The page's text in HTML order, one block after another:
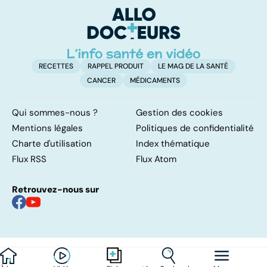
RECETTES RAPPEL PRODUIT
LE MAG DE LA SANTÉ
CANCER
MÉDICAMENTS
Qui sommes-nous ?
Gestion des cookies
Mentions légales
Politiques de confidentialité
Charte d'utilisation
Index thématique
Flux RSS
Flux Atom
Retrouvez-nous sur